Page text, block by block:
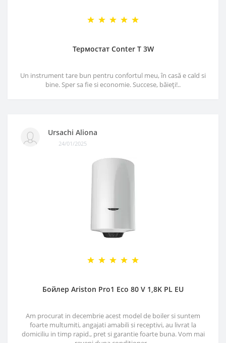
Термостат Conter T 3W
Un instrument tare bun pentru confortul meu, în casă e cald si
bine. Sper sa fie si economie. Succese, băieți!..
Ursachi Aliona
24/01/2025
Бойлер Ariston Pro1 Eco 80 V 1,8K PL EU
Am procurat in decembrie acest model de boiler si suntem
foarte multumiti, angajati amabili si receptivi, au livrat la
domiciliu in timp rapid., pret si garantie foarte buna. Vom mai